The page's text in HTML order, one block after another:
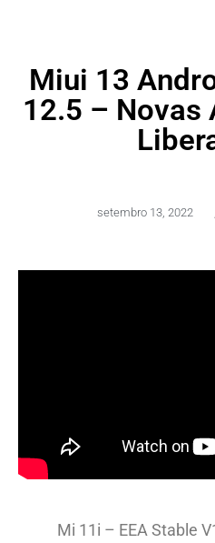
Miui 13
12.5 – Novas
setembro 13, 2022
Mi 11i – EEA Stable